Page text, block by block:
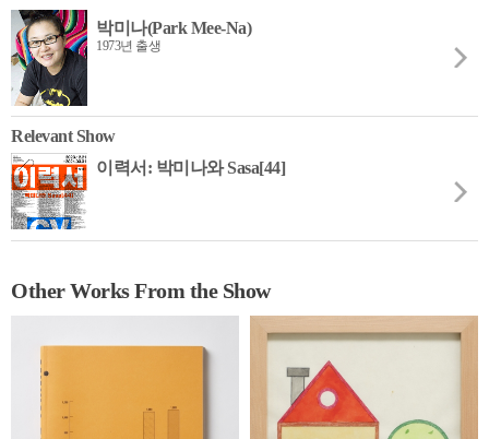
박미나(Park Mee-Na)
1973년 출생
Relevant Show
이력서: 박미나와 Sasa[44]
Other Works From the Show